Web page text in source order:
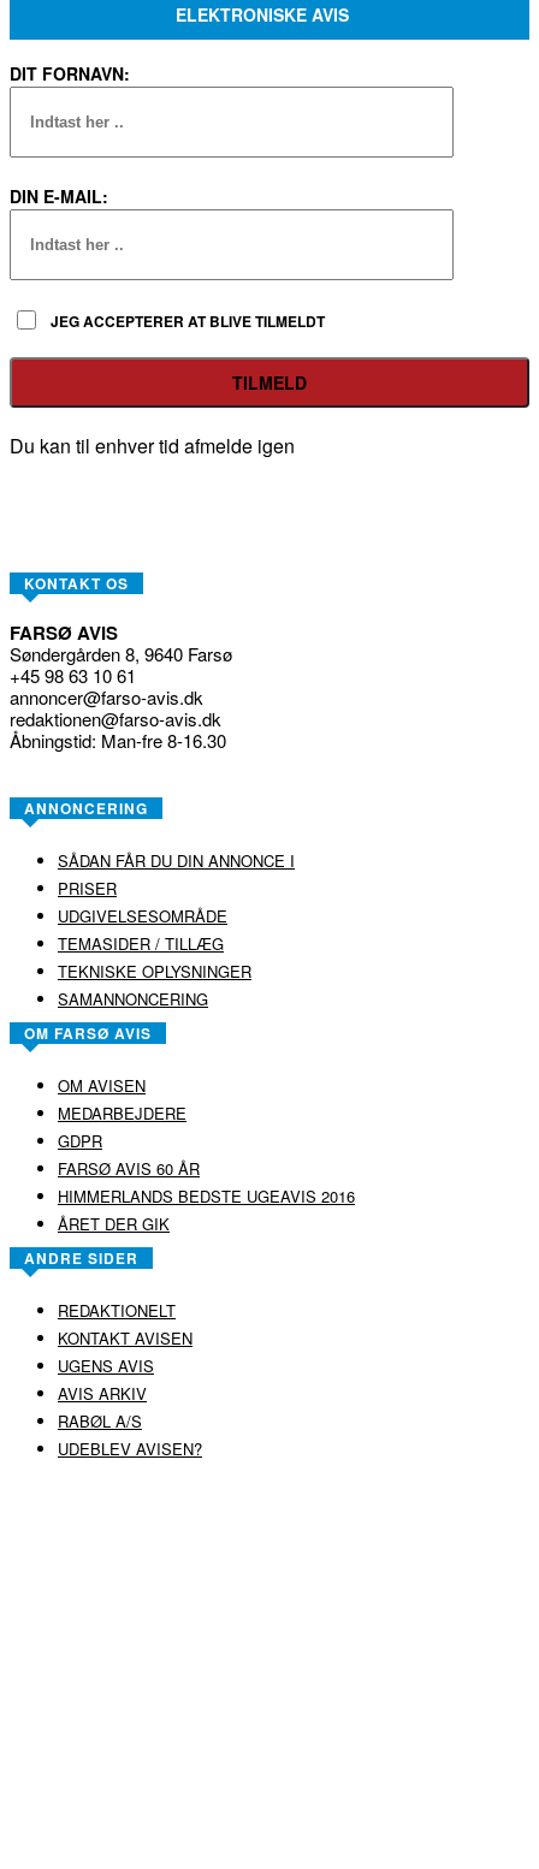
ELEKTRONISKE AVIS
DIT FORNAVN:
DIN E-MAIL:
JEG ACCEPTERER AT BLIVE TILMELDT
Du kan til enhver tid afmelde igen
KONTAKT OS
FARSØ AVIS
Søndergården 8, 9640 Farsø
+45 98 63 10 61
annoncer@farso-avis.dk
redaktionen@farso-avis.dk
Åbningstid: Man-fre 8-16.30
ANNONCERING
SÅDAN FÅR DU DIN ANNONCE I
PRISER
UDGIVELSESOMRÅDE
TEMASIDER / TILLÆG
TEKNISKE OPLYSNINGER
SAMANNONCERING
OM FARSØ AVIS
OM AVISEN
MEDARBEJDERE
GDPR
FARSØ AVIS 60 ÅR
HIMMERLANDS BEDSTE UGEAVIS 2016
ÅRET DER GIK
ANDRE SIDER
REDAKTIONELT
KONTAKT AVISEN
UGENS AVIS
AVIS ARKIV
RABØL A/S
UDEBLEV AVISEN?